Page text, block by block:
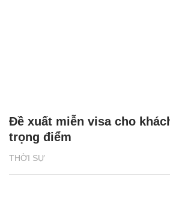
THỜI SỰ
Đề xuất miễn visa cho
trọng điểm